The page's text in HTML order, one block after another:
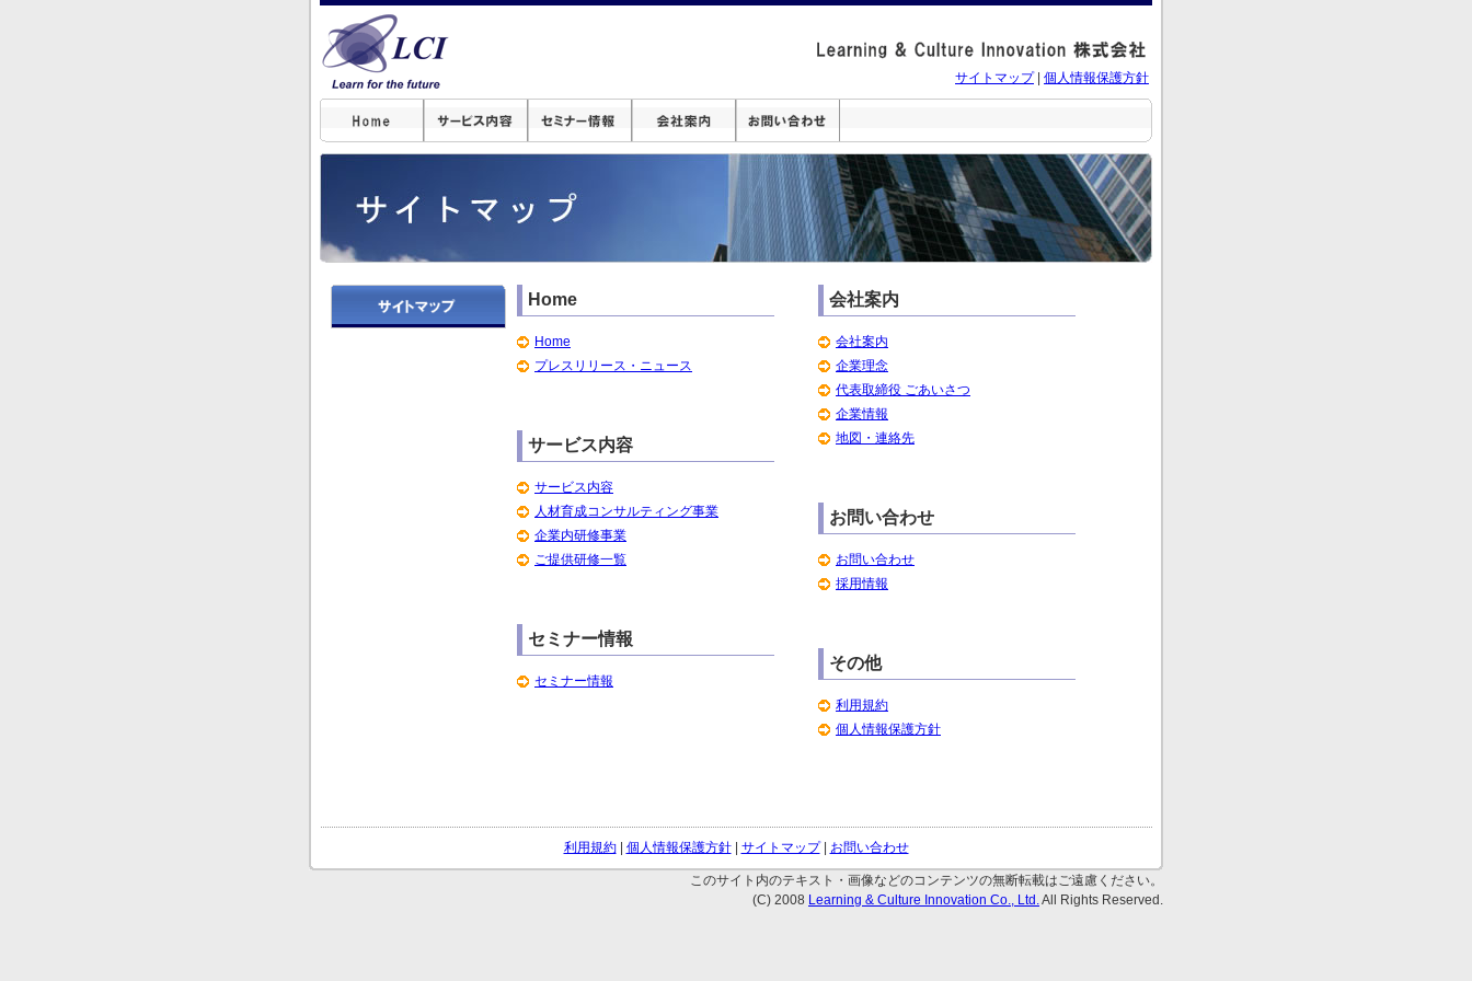
サイトマップ| 個人情報保護方針
Home
Home
プレスリリース・ニュース
サービス内容
サービス内容
人材育成コンサルティング事業
企業内研修事業
ご提供研修一覧
セミナー情報
セミナー情報
会社案内
会社案内
企業理念
代表取締役 ごあいさつ
企業情報
地図・連絡先
お問い合わせ
お問い合わせ
採用情報
その他
利用規約
個人情報保護方針
利用規約| 個人情報保護方針| サイトマップ| お問い合わせ
このサイト内のテキスト・画像などのコンテンツの無断転載はご遠慮ください。
(C) 2008 Learning & Culture Innovation Co., Ltd.All Rights Reserved.